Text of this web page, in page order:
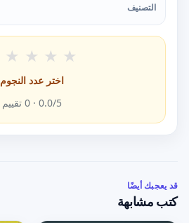
التصنيف
★ ★ ★ ★
اختر عدد النجوم
0.0/5 ·
0 تقييم
قد يعجبك أيضًا
كتب مشابهة